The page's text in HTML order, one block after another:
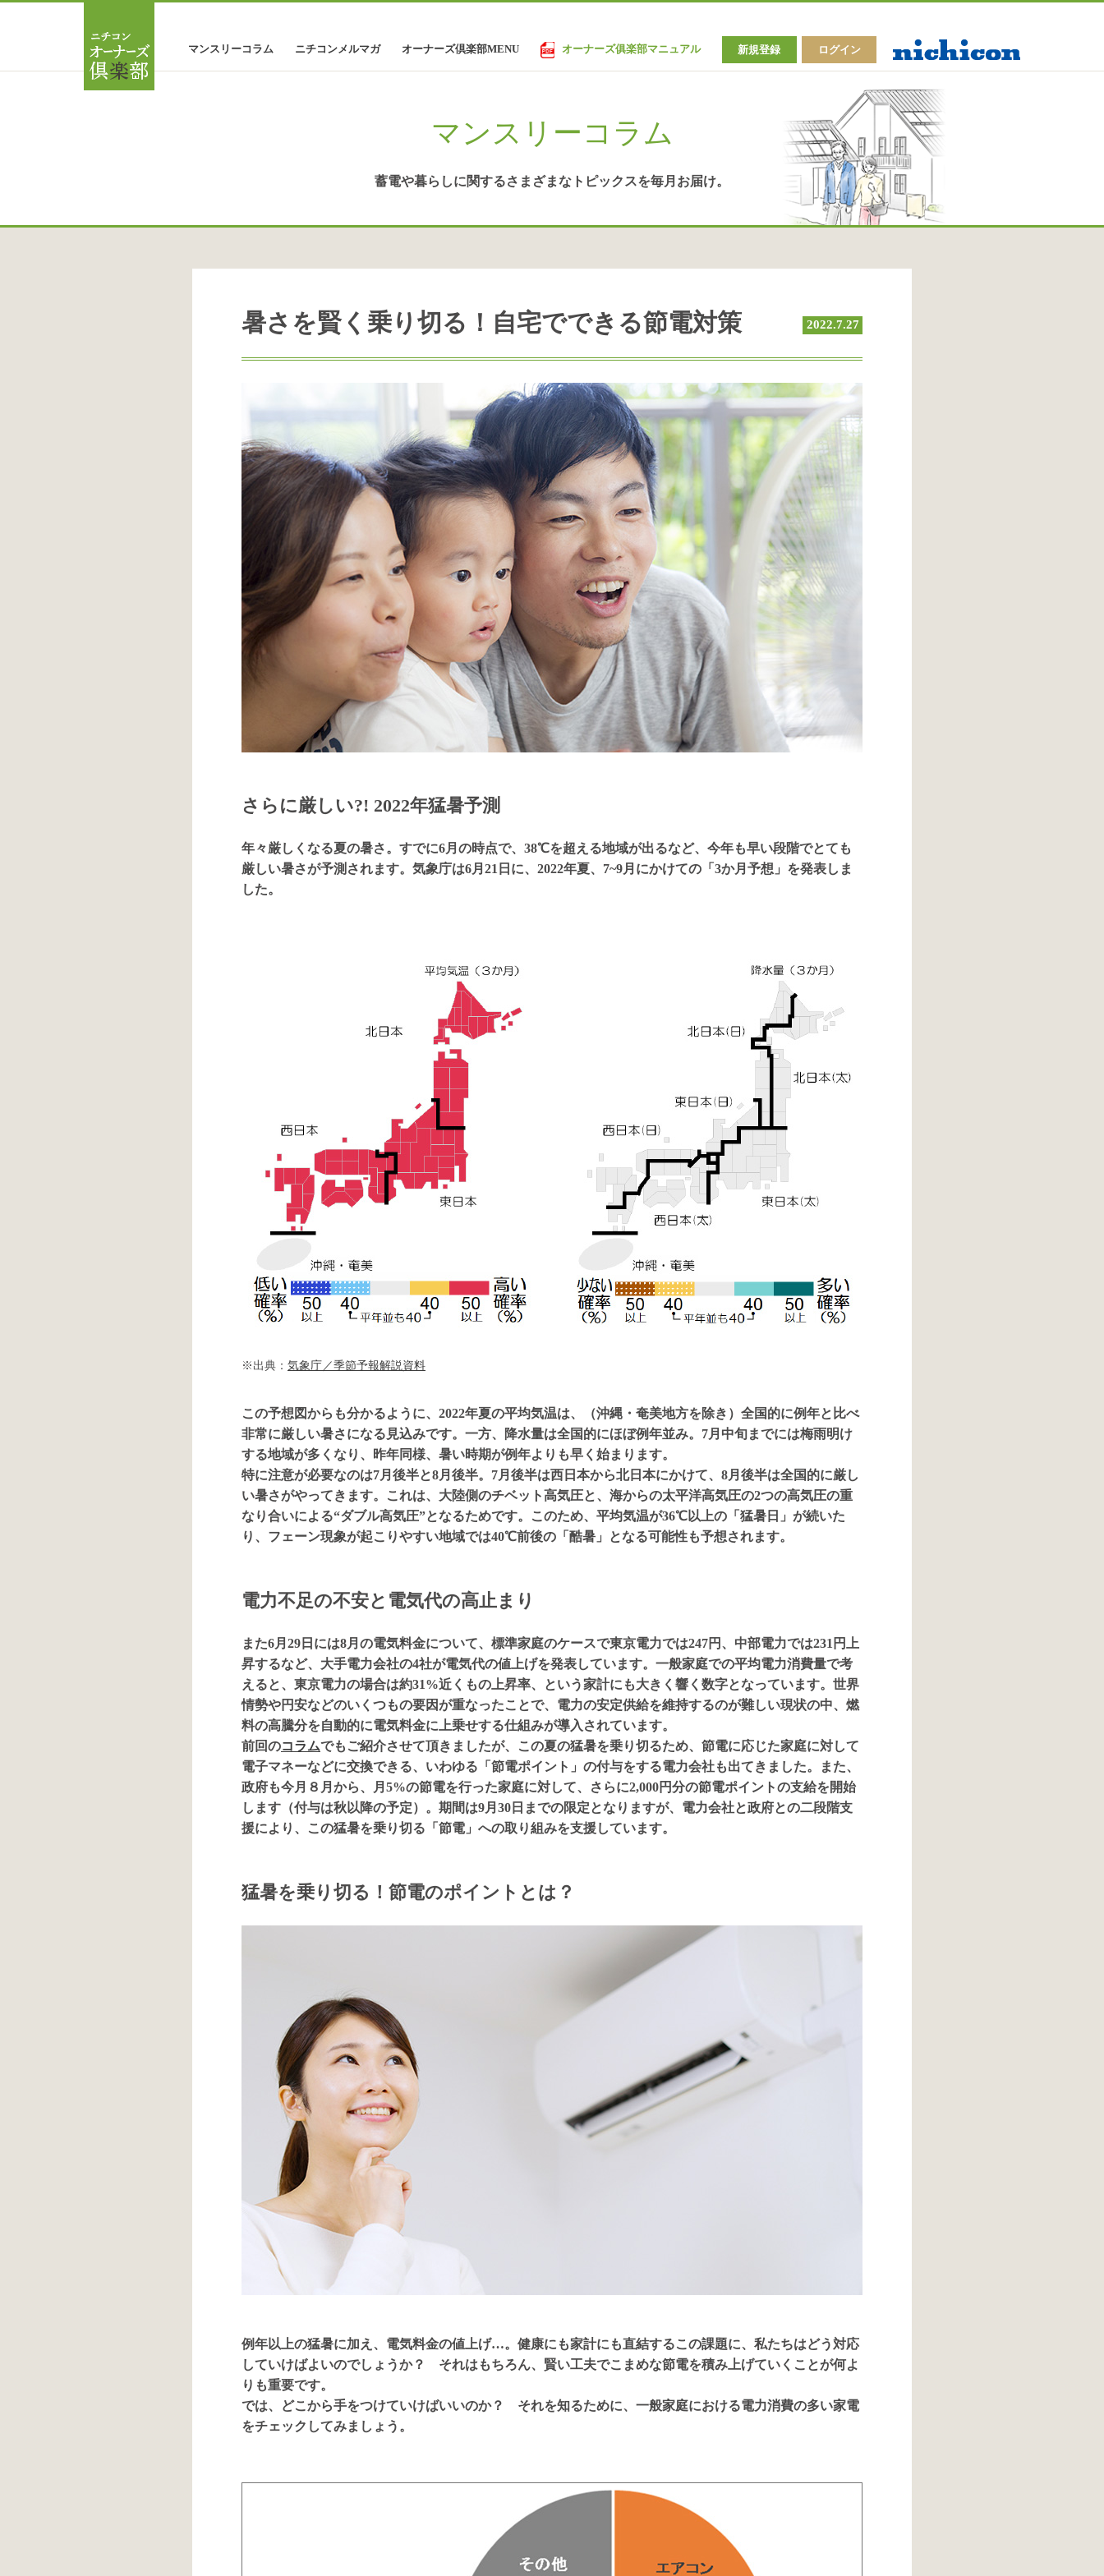
マンスリーコラム ニチコンメルマガ オーナーズ倶楽部MENU オーナーズ俱楽部マニュアル 新規登録 ログイン
マンスリーコラム
蓄電や暮らしに関するさまざまなトピックスを毎月お届け。
暑さを賢く乗り切る！自宅でできる節電対策 2022.7.27
さらに厳しい?! 2022年猛暑予測
年々厳しくなる夏の暑さ。すでに6月の時点で、38℃を超える地域が出るなど、今年も早い段階でとても
厳しい暑さが予測されます。気象庁は6月21日に、2022年夏、7~9月にかけての「3か月予想」を発表しま
した。
※出典： 気象庁／季節予報解説資料
この予想図からも分かるように、2022年夏の平均気温は、（沖縄・奄美地方を除き）全国的に例年と比べ
非常に厳しい暑さになる見込みです。一方、降水量は全国的にほぼ例年並み。7月中旬までには梅雨明け
する地域が多くなり、昨年同様、暑い時期が例年よりも早く始まります。
特に注意が必要なのは7月後半と8月後半。7月後半は西日本から北日本にかけて、8月後半は全国的に厳し
い暑さがやってきます。これは、大陸側のチベット高気圧と、海からの太平洋高気圧の2つの高気圧の重
なり合いによる“ダブル高気圧”となるためです。このため、平均気温が36℃以上の「猛暑日」が続いた
り、フェーン現象が起こりやすい地域では40℃前後の「酷暑」となる可能性も予想されます。
電力不足の不安と電気代の高止まり
また6月29日には8月の電気料金について、標準家庭のケースで東京電力では247円、中部電力では231円上
昇するなど、大手電力会社の4社が電気代の値上げを発表しています。一般家庭での平均電力消費量で考
えると、東京電力の場合は約31%近くもの上昇率、という家計にも大きく響く数字となっています。世界
情勢や円安などのいくつもの要因が重なったことで、電力の安定供給を維持するのが難しい現状の中、燃
料の高騰分を自動的に電気料金に上乗せする仕組みが導入されています。
前回のコラムでもご紹介させて頂きましたが、この夏の猛暑を乗り切るため、節電に応じた家庭に対して
電子マネーなどに交換できる、いわゆる「節電ポイント」の付与をする電力会社も出てきました。また、
政府も今月８月から、月5%の節電を行った家庭に対して、さらに2,000円分の節電ポイントの支給を開始
します（付与は秋以降の予定）。期間は9月30日までの限定となりますが、電力会社と政府との二段階支
援により、この猛暑を乗り切る「節電」への取り組みを支援しています。
猛暑を乗り切る！節電のポイントとは？
例年以上の猛暑に加え、電気料金の値上げ…。健康にも家計にも直結するこの課題に、私たちはどう対応
していけばよいのでしょうか？ それはもちろん、賢い工夫でこまめな節電を積み上げていくことが何よ
りも重要です。
では、どこから手をつけていけばいいのか？ それを知るために、一般家庭における電力消費の多い家電
をチェックしてみましょう。